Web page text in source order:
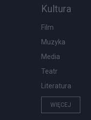
Kultura
Film
Muzyka
Media
Teatr
Literatura
WIĘCEJ